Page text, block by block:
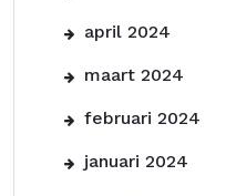
april 2024
maart 2024
februari 2024
januari 2024